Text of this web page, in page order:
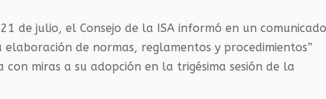
de julio, el Consejo de la ISA informó en un comunicado
de normas, reglamentos y procedimientos”
miras a su adopción en la trigésima sesión de la